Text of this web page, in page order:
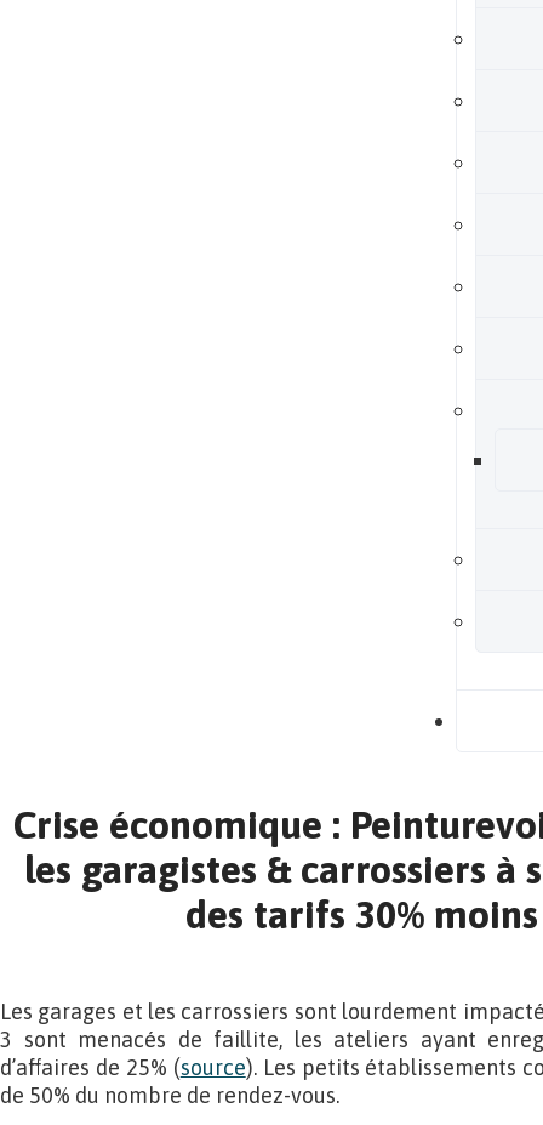
Crise économique :
les garagistes & carrossiers à
des tarifs 30%
Les garages et les carrossiers sont lourdement
3 sont menacés de faillite, les ateliers ayant
d’affaires de 25% (source). Les petits établissements
de 50% du nombre de rendez-vous.